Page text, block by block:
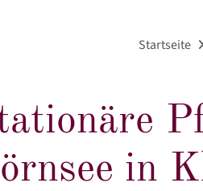
Startseite
in